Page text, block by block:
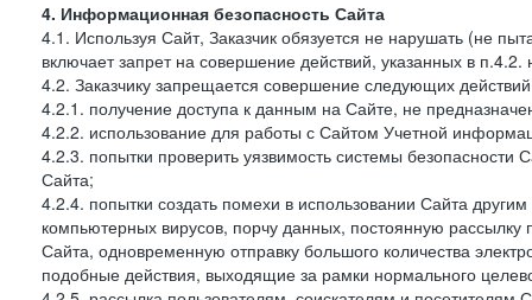
4. Информационная безопасность Сайта
4.1. Используя Сайт, Заказчик обязуется не нарушать (не
включает запрет на совершение действий, указанных в
4.2. Заказчику запрещается совершение следующих
4.2.1. получение доступа к данным на Сайте, не
4.2.2. использование для работы с Сайтом Учетной
4.2.3. попытки проверить уязвимость системы
Сайта;
4.2.4. попытки создать помехи в использовании Сайта
компьютерных вирусов, порчу данных, постоянную
Сайта, одновременную отправку большого количества
подобные действия, выходящие за рамки нормального